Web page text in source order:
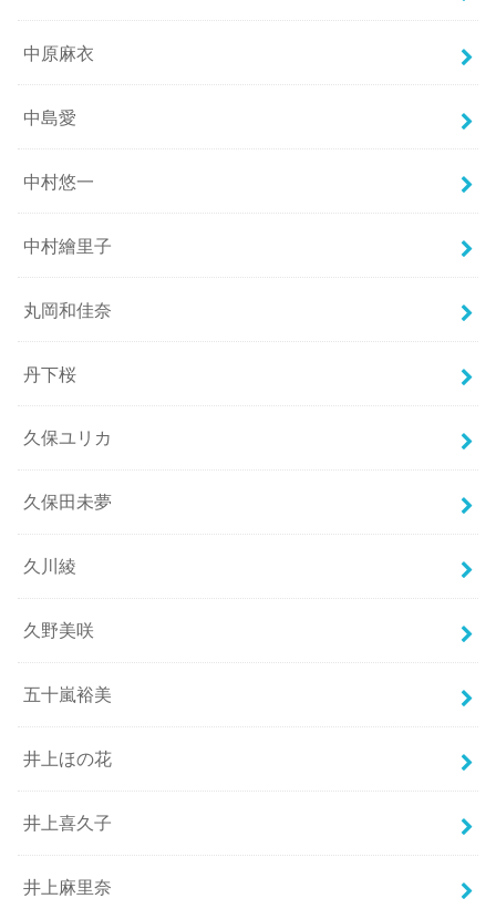
中原麻衣
中島愛
中村悠一
中村繪里子
丸岡和佳奈
丹下桜
久保ユリカ
久保田未夢
久川綾
久野美咲
五十嵐裕美
井上ほの花
井上喜久子
井上麻里奈